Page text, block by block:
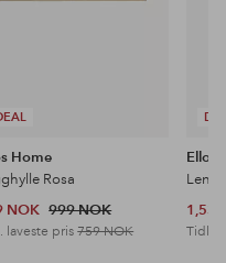
Home
Rosa
NOK 999 NOK
laveste pris759 NOK
Ellos
Tidl.